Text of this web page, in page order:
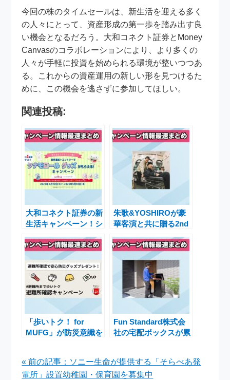
今回の株のタイムセールは、新生活を迎える多く
の人々にとって、資産形成の第一歩を踏み出す良
い機会となるだろう。大和コネクト証券とMoney
Canvasのコラボレーションにより、より多くの
人々が手軽に投資を始められる環境が整いつつあ
る。これからの資産運用の新しい形を見つけるた
めに、この機会を逃さずに参加してほしい。
関連投稿:
大和コネクト証券の新
生活キャンペーン！シ
ナモロールグッズをも
らえるチャンス
朱歌&YOSHIROが豪
華客演と共に贈る2nd
アルバム
「Emotions2」2025
年2月28日配信決定
「歩いトク！ for
MUFG」が防災意識を
ズをプレゼント
Fun Standard株式会
社の宅配ボックスが累
ーン実施中
« 前の記事：ソニー生命が提供する「そらべあ発
電所」設置幼稚園・保育園を募集中